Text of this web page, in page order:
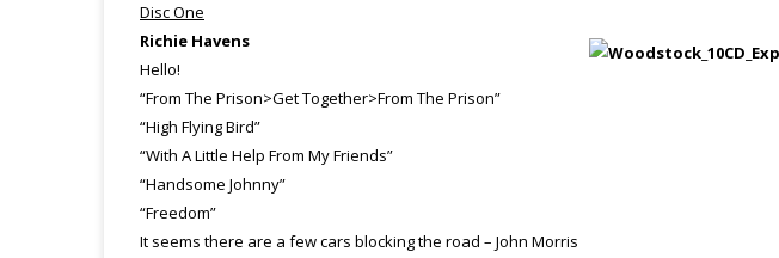
Disc One
Richie Havens
Hello!
“From The Prison>Get Together>From The Prison”
“High Flying Bird”
“With A Little Help From My Friends”
“Handsome Johnny”
“Freedom”
It seems there are a few cars blocking the road – John Morris